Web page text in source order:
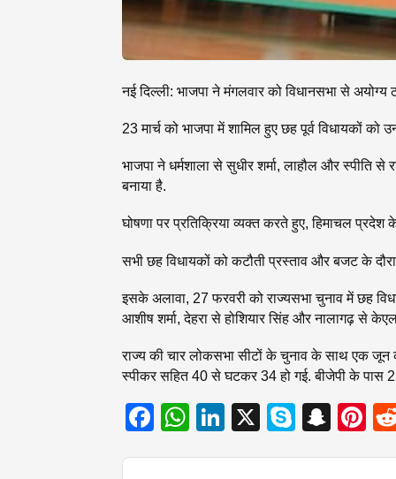
नई दिल्ली: भाजपा ने मंगलवार को विधानसभा से अयोग्य
23 मार्च को भाजपा में शामिल हुए छह पूर्व विधायकों
भाजपा ने धर्मशाला से सुधीर शर्मा, लाहौल और स्पीति
बनाया है.
घोषणा पर प्रतिक्रिया व्यक्त करते हुए, हिमाचल
सभी छह विधायकों को कटौती प्रस्ताव और बजट के
इसके अलावा, 27 फरवरी को राज्यसभा चुनाव में छह
आशीष शर्मा, देहरा से होशियार सिंह और नालागढ़ से
राज्य की चार लोकसभा सीटों के चुनाव के साथ एक जून
स्पीकर सहित 40 से घटकर 34 हो गई. बीजेपी के पास
F
W
Li
X
S
S
Pi